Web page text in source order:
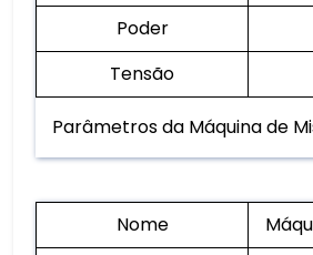
Poder
Tensão
Parâmetros da Máquina de
Nome